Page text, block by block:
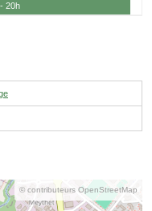
20h
© contributeurs OpenStreetMap